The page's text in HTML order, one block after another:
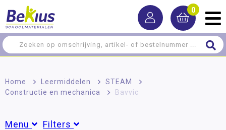
0
Home > Leermiddelen > STEAM
>
Constructie en mechanica
> Bavvic
Menu Filters